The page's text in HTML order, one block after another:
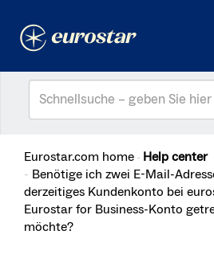
Eurostar.com home Help center
Benötige ich zwei E-Mail-
derzeitiges Kundenkonto bei
Eurostar for Business-Konto
möchte?